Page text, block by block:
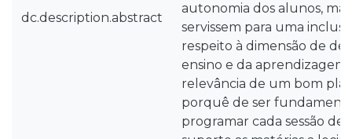
dc.description.abstract
autonomia dos alunos,
servissem para uma
respeito à dimensão de
ensino e da aprendizagem,
relevância de um bom
porquê de ser
programar cada sessão de